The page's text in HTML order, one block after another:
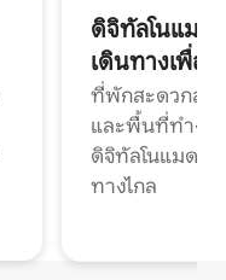
ดิจิทัลโนแมด
เดินทางเพื่อ
ที่พักสะดวกสบ
และพื้นที่ทำงา
ดิจิทัลโนแมดแ
ทางไกล